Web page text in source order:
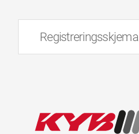
Registreringsskjema